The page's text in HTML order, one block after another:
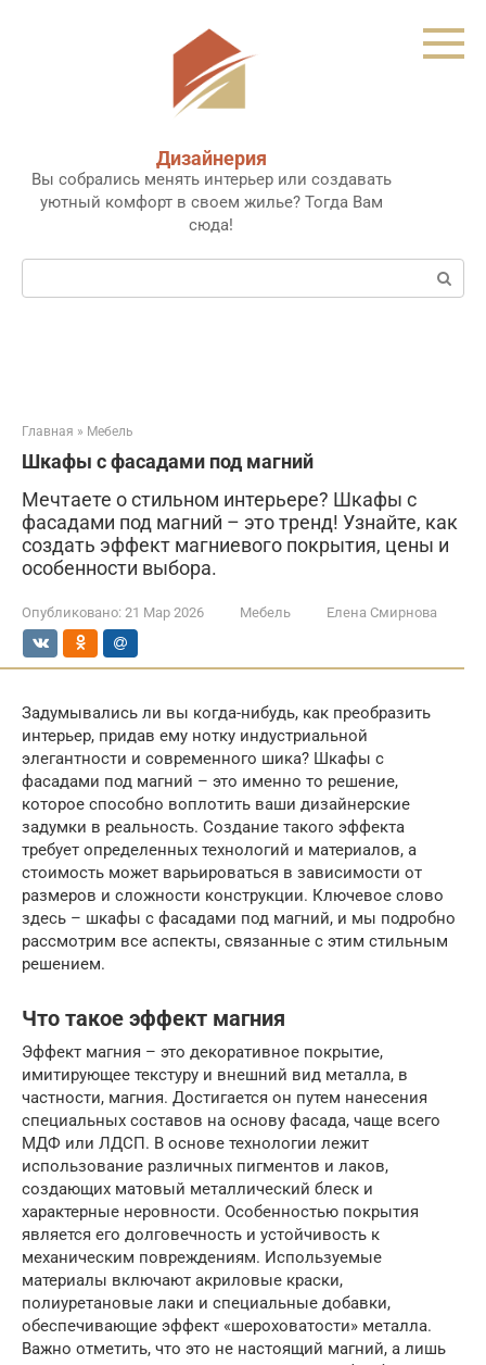
Дизайнерия
Вы собрались менять интерьер или создавать
уютный комфорт в своем жилье? Тогда Вам
сюда!
Поиск:
Главная » Мебель
Шкафы с фасадами под магний
Мечтаете о стильном интерьере? Шкафы с
фасадами под магний – это тренд! Узнайте, как
создать эффект магниевого покрытия, цены и
особенности выбора.
Опубликовано: 21 Мар 2026 Мебель Елена Смирнова
Задумывались ли вы когда-нибудь, как преобразить
интерьер, придав ему нотку индустриальной
элегантности и современного шика? Шкафы с
фасадами под магний – это именно то решение,
которое способно воплотить ваши дизайнерские
задумки в реальность. Создание такого эффекта
требует определенных технологий и материалов, а
стоимость может варьироваться в зависимости от
размеров и сложности конструкции. Ключевое слово
здесь – шкафы с фасадами под магний, и мы подробно
рассмотрим все аспекты, связанные с этим стильным
решением.
Что такое эффект магния
Эффект магния – это декоративное покрытие,
имитирующее текстуру и внешний вид металла, в
частности, магния. Достигается он путем нанесения
специальных составов на основу фасада, чаще всего
МДФ или ЛДСП. В основе технологии лежит
использование различных пигментов и лаков,
создающих матовый металлический блеск и
характерные неровности. Особенностью покрытия
является его долговечность и устойчивость к
механическим повреждениям. Используемые
материалы включают акриловые краски,
полиуретановые лаки и специальные добавки,
обеспечивающие эффект «шероховатости» металла.
Важно отметить, что это не настоящий магний, а лишь